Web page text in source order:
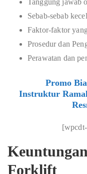
Sebab-sebab
Faktor-faktor
Prosedur dan
Perawatan dan
Promo
Instruktur
Forklift